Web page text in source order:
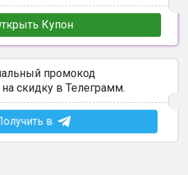
Купон
промокод
скидку в Телеграмм.
в